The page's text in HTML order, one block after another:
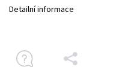
Detailní informace